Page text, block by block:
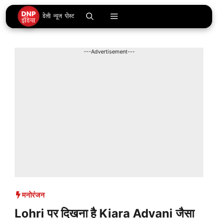
Skip
to
content
Menu
---Advertisement---
मनोरंजन
Lohri पर दिखना है Kiara Advani जैसा